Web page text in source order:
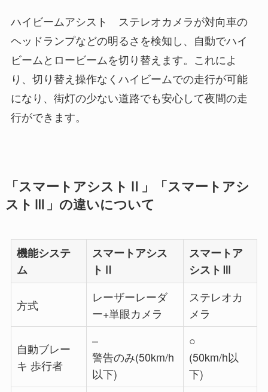
ハイビームアシスト ステレオカメラが対向車の
ヘッドランプなどの明るさを検知し、自動でハイ
ビームとロービームを切り替えます。これによ
り、切り替え操作なくハイビームでの走行が可能
になり、街灯の少ない道路でも安心して夜間の走
行ができます。
「スマートアシストⅡ」「スマートアシ
ストⅢ」の違いについて
機能システ
ム
スマートアシス
トⅡ
スマートア
シストⅢ
方式
レーザーレーダ
ー+単眼カメラ
ステレオカ
メラ
自動ブレー
キ 歩行者
–
警告のみ(50km/h
以下)
○
(50km/h以
下)